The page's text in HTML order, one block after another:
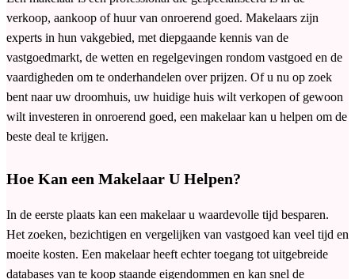
verkoop, aankoop of huur van onroerend goed. Makelaars zijn
experts in hun vakgebied, met diepgaande kennis van de
vastgoedmarkt, de wetten en regelgevingen rondom vastgoed en de
vaardigheden om te onderhandelen over prijzen. Of u nu op zoek
bent naar uw droomhuis, uw huidige huis wilt verkopen of gewoon
wilt investeren in onroerend goed, een makelaar kan u helpen om de
beste deal te krijgen.
Hoe Kan een Makelaar U Helpen?
In de eerste plaats kan een makelaar u waardevolle tijd besparen.
Het zoeken, bezichtigen en vergelijken van vastgoed kan veel tijd en
moeite kosten. Een makelaar heeft echter toegang tot uitgebreide
databases van te koop staande eigendommen en kan snel de